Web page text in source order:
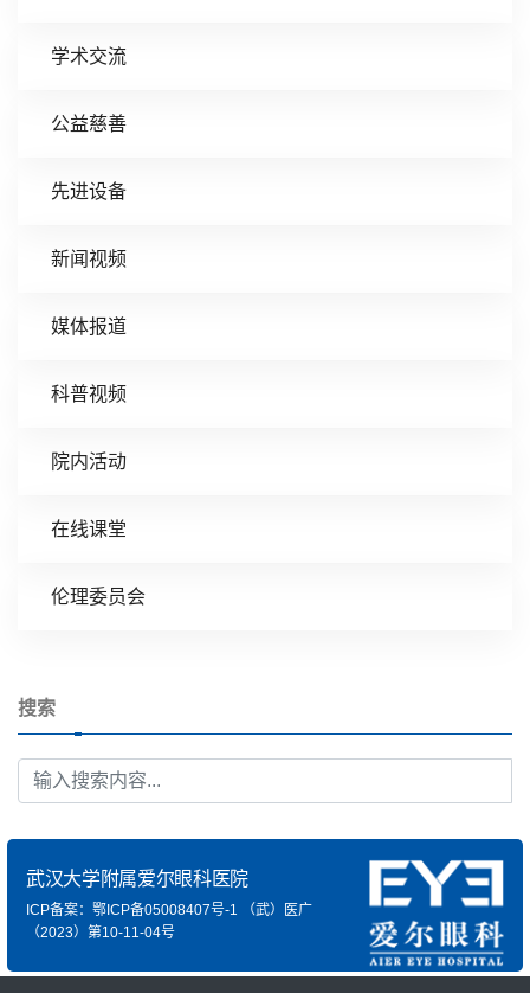
学术交流
公益慈善
先进设备
新闻视频
媒体报道
科普视频
院内活动
在线课堂
伦理委员会
搜索
武汉大学附属爱尔眼科医院
ICP备案：鄂ICP备05008407号-1 （武）医广
（2023）第10-11-04号